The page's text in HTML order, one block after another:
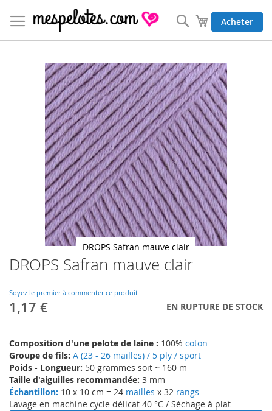
au
contenu
Mon panier
Acheter
Rechercher
DROPS Safran mauve clair
Soyez le premier à commenter ce produit
1,17 € EN RUPTURE DE STOCK
Composition d'une pelote de laine : 100% coton
Groupe de fils: A (23 - 26 mailles) / 5 ply / sport
Poids - Longueur: 50 grammes soit ~ 160 m
Taille d'aiguilles recommandée: 3 mm
Échantillon: 10 x 10 cm = 24 mailles x 32 rangs
Lavage en machine cycle délicat 40 °C / Séchage à plat
DROPS Safran mauve clair
Skip
to
beginning
of
the
gallery